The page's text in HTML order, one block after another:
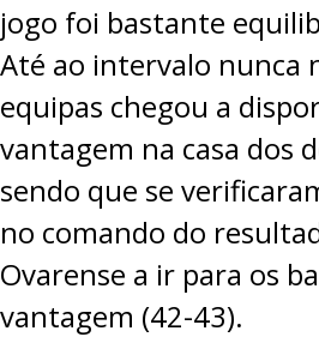
jogo foi bastante
Até ao intervalo nunca
equipas chegou a
vantagem na casa dos
sendo que se
no comando do
Ovarense a ir para os
vantagem (42-43).